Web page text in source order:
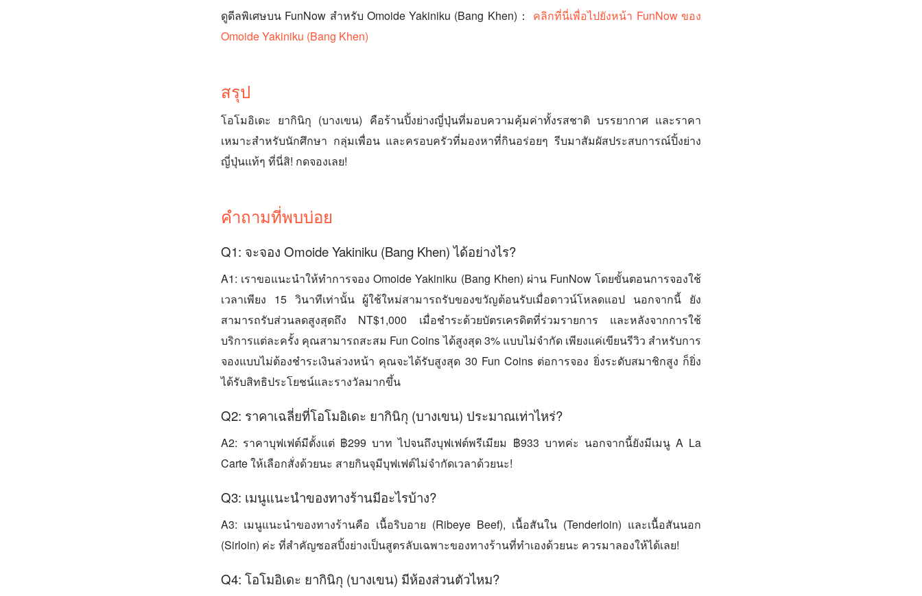
ดูดีลพิเศษบน FunNow สำหรับ Omoide Yakiniku (Bang Khen)： คลิกที่นี่เพื่อไปยังหน้า FunNow ของ
Omoide Yakiniku (Bang Khen)
สรุป
โอโมอิเดะ ยากินิกุ (บางเขน) คือร้านปิ้งย่างญี่ปุ่นที่มอบความคุ้มค่าทั้งรสชาติ บรรยากาศ และราคา
เหมาะสำหรับนักศึกษา กลุ่มเพื่อน และครอบครัวที่มองหาที่กินอร่อยๆ รีบมาสัมผัสประสบการณ์ปิ้งย่าง
ญี่ปุ่นแท้ๆ ที่นี่สิ! กดจองเลย!
คำถามที่พบบ่อย
Q1: จะจอง Omoide Yakiniku (Bang Khen) ได้อย่างไร?
A1: เราขอแนะนำให้ทำการจอง Omoide Yakiniku (Bang Khen) ผ่าน FunNow โดยขั้นตอนการจองใช้
เวลาเพียง 15 วินาทีเท่านั้น ผู้ใช้ใหม่สามารถรับของขวัญต้อนรับเมื่อดาวน์โหลดแอป นอกจากนี้ ยัง
สามารถรับส่วนลดสูงสุดถึง NT$1,000 เมื่อชำระด้วยบัตรเครดิตที่ร่วมรายการ และหลังจากการใช้
บริการแต่ละครั้ง คุณสามารถสะสม Fun Coins ได้สูงสุด 3% แบบไม่จำกัด เพียงแค่เขียนรีวิว สำหรับการ
จองแบบไม่ต้องชำระเงินล่วงหน้า คุณจะได้รับสูงสุด 30 Fun Coins ต่อการจอง ยิ่งระดับสมาชิกสูง ก็ยิ่ง
ได้รับสิทธิประโยชน์และรางวัลมากขึ้น
Q2: ราคาเฉลี่ยที่โอโมอิเดะ ยากินิกุ (บางเขน) ประมาณเท่าไหร่?
A2: ราคาบุฟเฟต์มีตั้งแต่ ฿299 บาท ไปจนถึงบุฟเฟต์พรีเมียม ฿933 บาทค่ะ นอกจากนี้ยังมีเมนู A La
Carte ให้เลือกสั่งด้วยนะ สายกินจุมีบุฟเฟต์ไม่จำกัดเวลาด้วยนะ!
Q3: เมนูแนะนำของทางร้านมีอะไรบ้าง?
A3: เมนูแนะนำของทางร้านคือ เนื้อริบอาย (Ribeye Beef), เนื้อสันใน (Tenderloin) และเนื้อสันนอก
(Sirloin) ค่ะ ที่สำคัญซอสปิ้งย่างเป็นสูตรลับเฉพาะของทางร้านที่ทำเองด้วยนะ ควรมาลองให้ได้เลย!
Q4: โอโมอิเดะ ยากินิกุ (บางเขน) มีห้องส่วนตัวไหม?